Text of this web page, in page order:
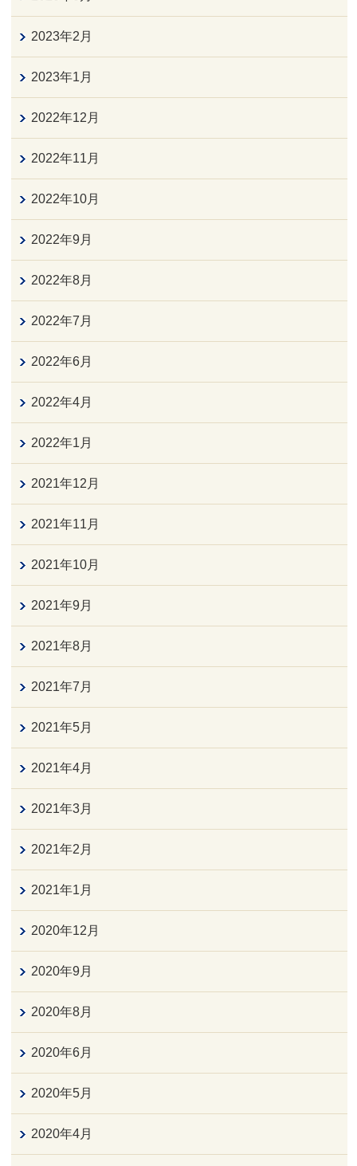
2023年2月
2023年1月
2022年12月
2022年11月
2022年10月
2022年9月
2022年8月
2022年7月
2022年6月
2022年4月
2022年1月
2021年12月
2021年11月
2021年10月
2021年9月
2021年8月
2021年7月
2021年5月
2021年4月
2021年3月
2021年2月
2021年1月
2020年12月
2020年9月
2020年8月
2020年6月
2020年5月
2020年4月